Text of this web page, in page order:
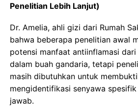
Penelitian Lebih Lanjut)
Dr. Amelia, ahli gizi dari Rumah
bahwa beberapa penelitian awal
potensi manfaat antiinflamasi
dalam buah gandaria, tetapi
masih dibutuhkan untuk
mengidentifikasi senyawa
jawab.